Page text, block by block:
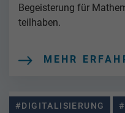
Begeisterung für
teilhaben.
MEHR
#DIGITALISIERUNG